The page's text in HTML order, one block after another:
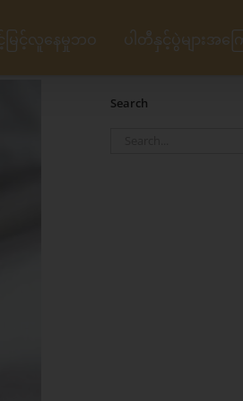
ြင့်လူနေမှုဘဝ ပါတီနှင့်ပွဲများအကြ
Search